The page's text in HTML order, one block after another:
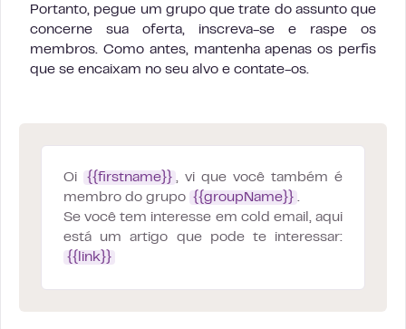
Portanto, pegue um grupo que trate do assunto que
concerne sua oferta, inscreva-se e raspe os
membros. Como antes, mantenha apenas os perfis
que se encaixam no seu alvo e contate-os.
Oi {{firstname}} , vi que você também é
membro do grupo {{groupName}} .
Se você tem interesse em cold email, aqui
está um artigo que pode te interessar:
{{link}}